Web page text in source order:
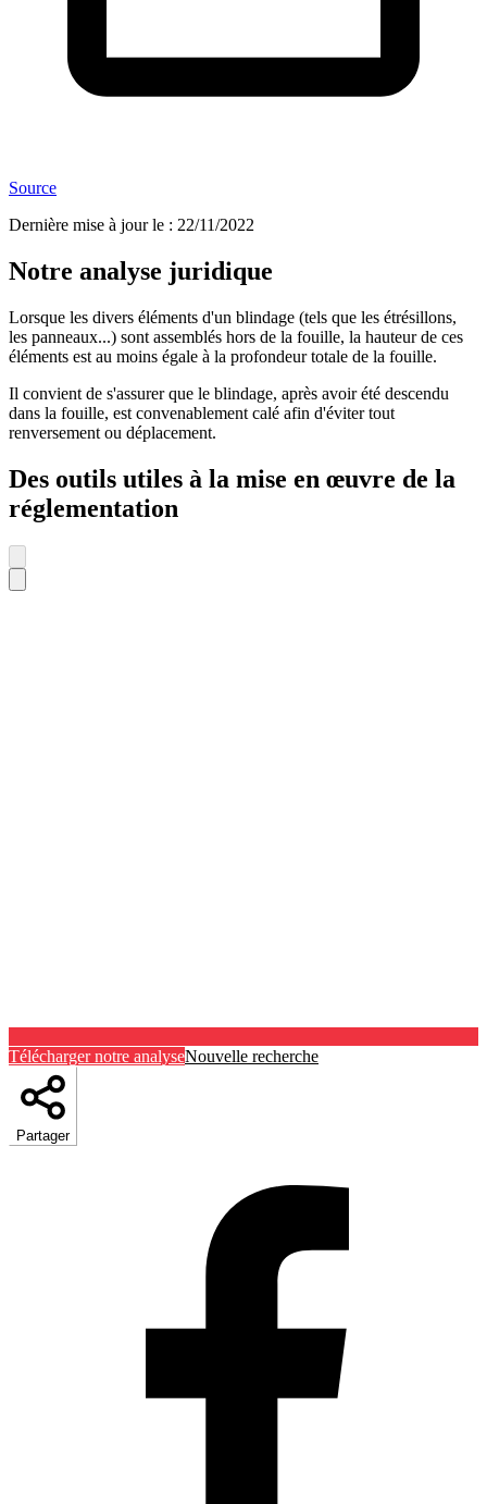
Source
Dernière mise à jour le : 22/11/2022
Notre analyse juridique
Lorsque les divers éléments d'un blindage (tels que les étrésillons,
les panneaux...) sont assemblés hors de la fouille, la hauteur de ces
éléments est au moins égale à la profondeur totale de la fouille.
Il convient de s'assurer que le blindage, après avoir été descendu
dans la fouille, est convenablement calé afin d'éviter tout
renversement ou déplacement.
Des outils utiles à la mise en œuvre de la
réglementation
Télécharger notre analyseNouvelle recherche
Partager